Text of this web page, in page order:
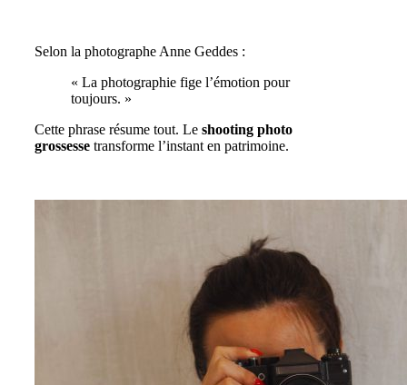
Selon la photographe Anne Geddes :
« La photographie fige l’émotion pour
toujours. »
Cette phrase résume tout. Le shooting photo
grossesse transforme l’instant en patrimoine.